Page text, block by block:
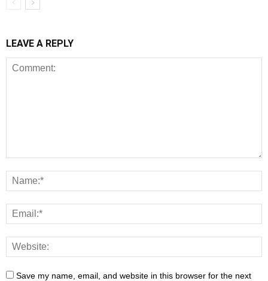
LEAVE A REPLY
Save my name, email, and website in this browser for the next